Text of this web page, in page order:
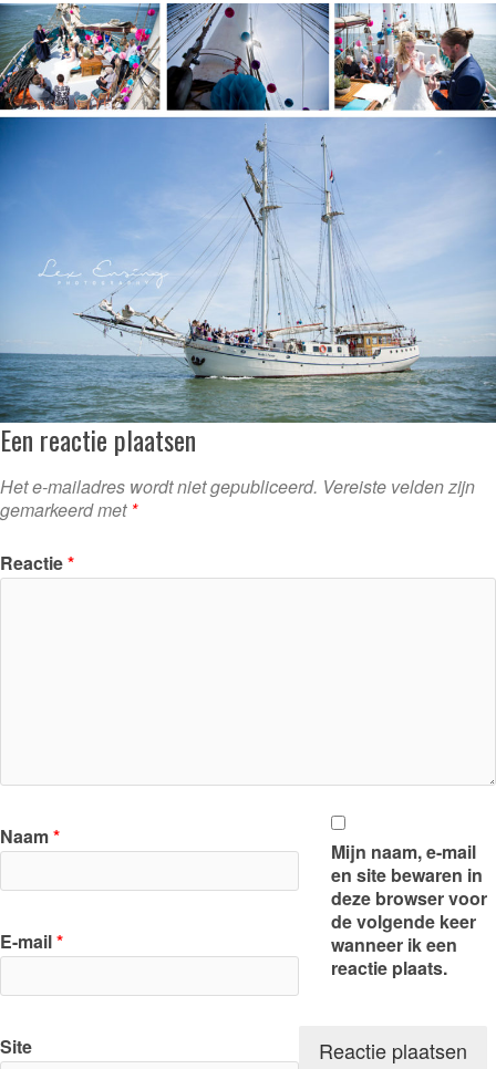
Een reactie plaatsen
Het e-mailadres wordt niet gepubliceerd. Vereiste velden zijn
gemarkeerd met *
Reactie*
Naam*
E-mail*
Site
Mijn naam, e-mail
en site bewaren in
deze browser voor
de volgende keer
wanneer ik een
reactie plaats.